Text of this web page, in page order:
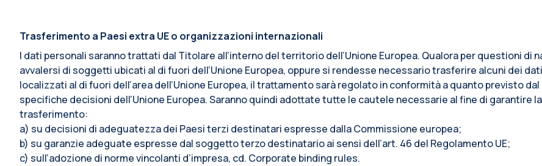
Trasferimento a Paesi extra UE o organizzazioni internazionali
I dati personali saranno trattati dal Titolare all’interno del territorio dell’Unione Europea. Qualora per questioni
avvalersi di soggetti ubicati al di fuori dell’Unione Europea, oppure si rendesse necessario trasferire alcuni dei
localizzati al di fuori dell’area dell’Unione Europea, il trattamento sarà regolato in conformità a quanto previsto
specifiche decisioni dell’Unione Europea. Saranno quindi adottate tutte le cautele necessarie al fine di garantire
trasferimento:
a) su decisioni di adeguatezza dei Paesi terzi destinatari espresse dalla Commissione europea;
b) su garanzie adeguate espresse dal soggetto terzo destinatario ai sensi dell’art. 46 del Regolamento UE;
c) sull’adozione di norme vincolanti d’impresa, cd. Corporate binding rules.